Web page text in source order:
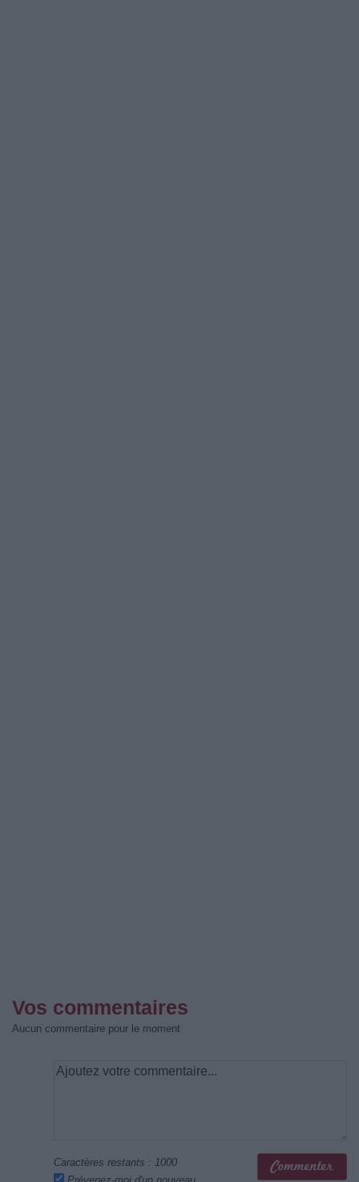
Vos commentaires
Aucun commentaire pour le moment
Caractères restants : 1000